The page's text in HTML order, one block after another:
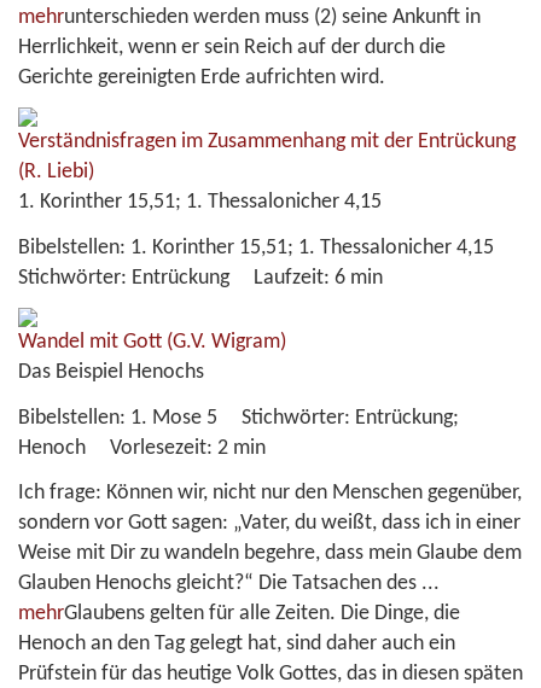
mehrunterschieden werden muss (2) seine Ankunft in
Herrlichkeit, wenn er sein Reich auf der durch die
Gerichte gereinigten Erde aufrichten wird.
Verständnisfragen im Zusammenhang mit der Entrückung
(R. Liebi)
1. Korinther 15,51; 1. Thessalonicher 4,15
Bibelstellen: 1. Korinther 15,51; 1. Thessalonicher 4,15
Stichwörter: Entrückung Laufzeit: 6 min
Wandel mit Gott (G.V. Wigram)
Das Beispiel Henochs
Bibelstellen: 1. Mose 5 Stichwörter: Entrückung;
Henoch Vorlesezeit: 2 min
Ich frage: Können wir, nicht nur den Menschen gegenüber,
sondern vor Gott sagen: „Vater, du weißt, dass ich in einer
Weise mit Dir zu wandeln begehre, dass mein Glaube dem
Glauben Henochs gleicht?“ Die Tatsachen des ...
mehrGlaubens gelten für alle Zeiten. Die Dinge, die
Henoch an den Tag gelegt hat, sind daher auch ein
Prüfstein für das heutige Volk Gottes, das in diesen späten